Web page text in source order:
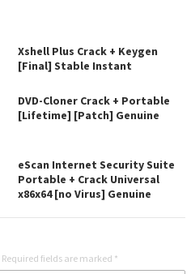
Xshell Plus Crack + Keygen
[Final] Stable Instant
DVD-Cloner Crack + Portable
[Lifetime] [Patch] Genuine
eScan Internet Security Suite
Portable + Crack Universal
x86x64 [no Virus] Genuine
Required fields are marked *